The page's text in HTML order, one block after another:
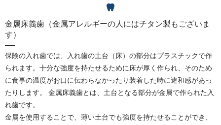
金属床義歯（金属アレルギーの人にはチタン製もございま
す）
保険の入れ歯では、入れ歯の土台（床）の部分はプラスチックで作
られます。十分な強度を持たせるために床が厚く作られ、そのため
に食事の温度がお口に伝わらなかったり装着した時に違和感があっ
たりします。 金属床義歯とは、土台となる部分が金属で作られた入
れ歯です。
金属を使用することで、薄い土台でも強度を持たせることができ、